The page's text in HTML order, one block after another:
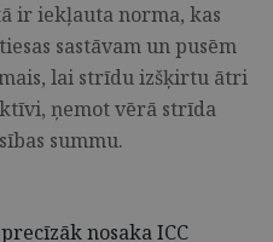
ir iekļauta norma, kas
sastāvam un pusēm
lai strīdu izšķirtu ātri
ņemot vērā strīda
summu.
nosaka ICC